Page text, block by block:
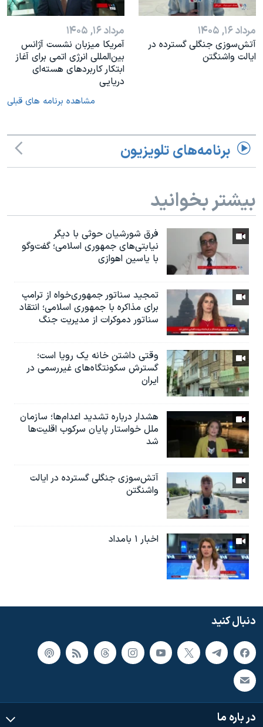
مرداد ۱۶, ۱۴۰۵
آتش‌سوزی جنگلی گسترده در
ایالت واشنگتن
مرداد ۱۶, ۱۴۰۵
آمریکا میزبان نشست آژانس
بین‌المللی انرژی اتمی برای آغاز
ابتکار کاربردهای هسته‌ای
دریایی
مشاهده برنامه های قبلی
برنامه‌های تلویزیون
بیشتر بخوانید
فرق شورشیان حوثی با دیگر
نیابتی‌های جمهوری اسلامی؛ گفت‌وگو
با یاسین اهوازی
تمجید سناتور جمهوری‌خواه از ترامپ
برای مذاکره با جمهوری اسلامی؛ انتقاد
سناتور دموکرات از مدیریت جنگ
وقتی داشتن خانه یک رویا است؛
گسترش سکونتگاه‌های غیررسمی در
ایران
هشدار درباره تشدید اعدام‌ها؛ سازمان
ملل خواستار پایان سرکوب اقلیت‌ها
شد
آتش‌سوزی جنگلی گسترده در ایالت
واشنگتن
اخبار ۱ بامداد
دنبال کنید
در باره ما